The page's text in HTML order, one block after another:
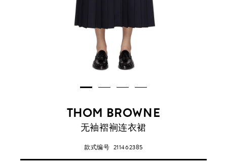
THOM BROWNE
无袖褶裥连衣裙
款式编号 211462385